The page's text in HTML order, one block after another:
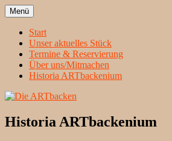
Zum
Inhalt
springen
Die ARTbacken
Menü
Start
Unser aktuelles Stück
Termine & Reservierung
Über uns/Mitmachen
Historia ARTbackenium
Historia ARTbackenium